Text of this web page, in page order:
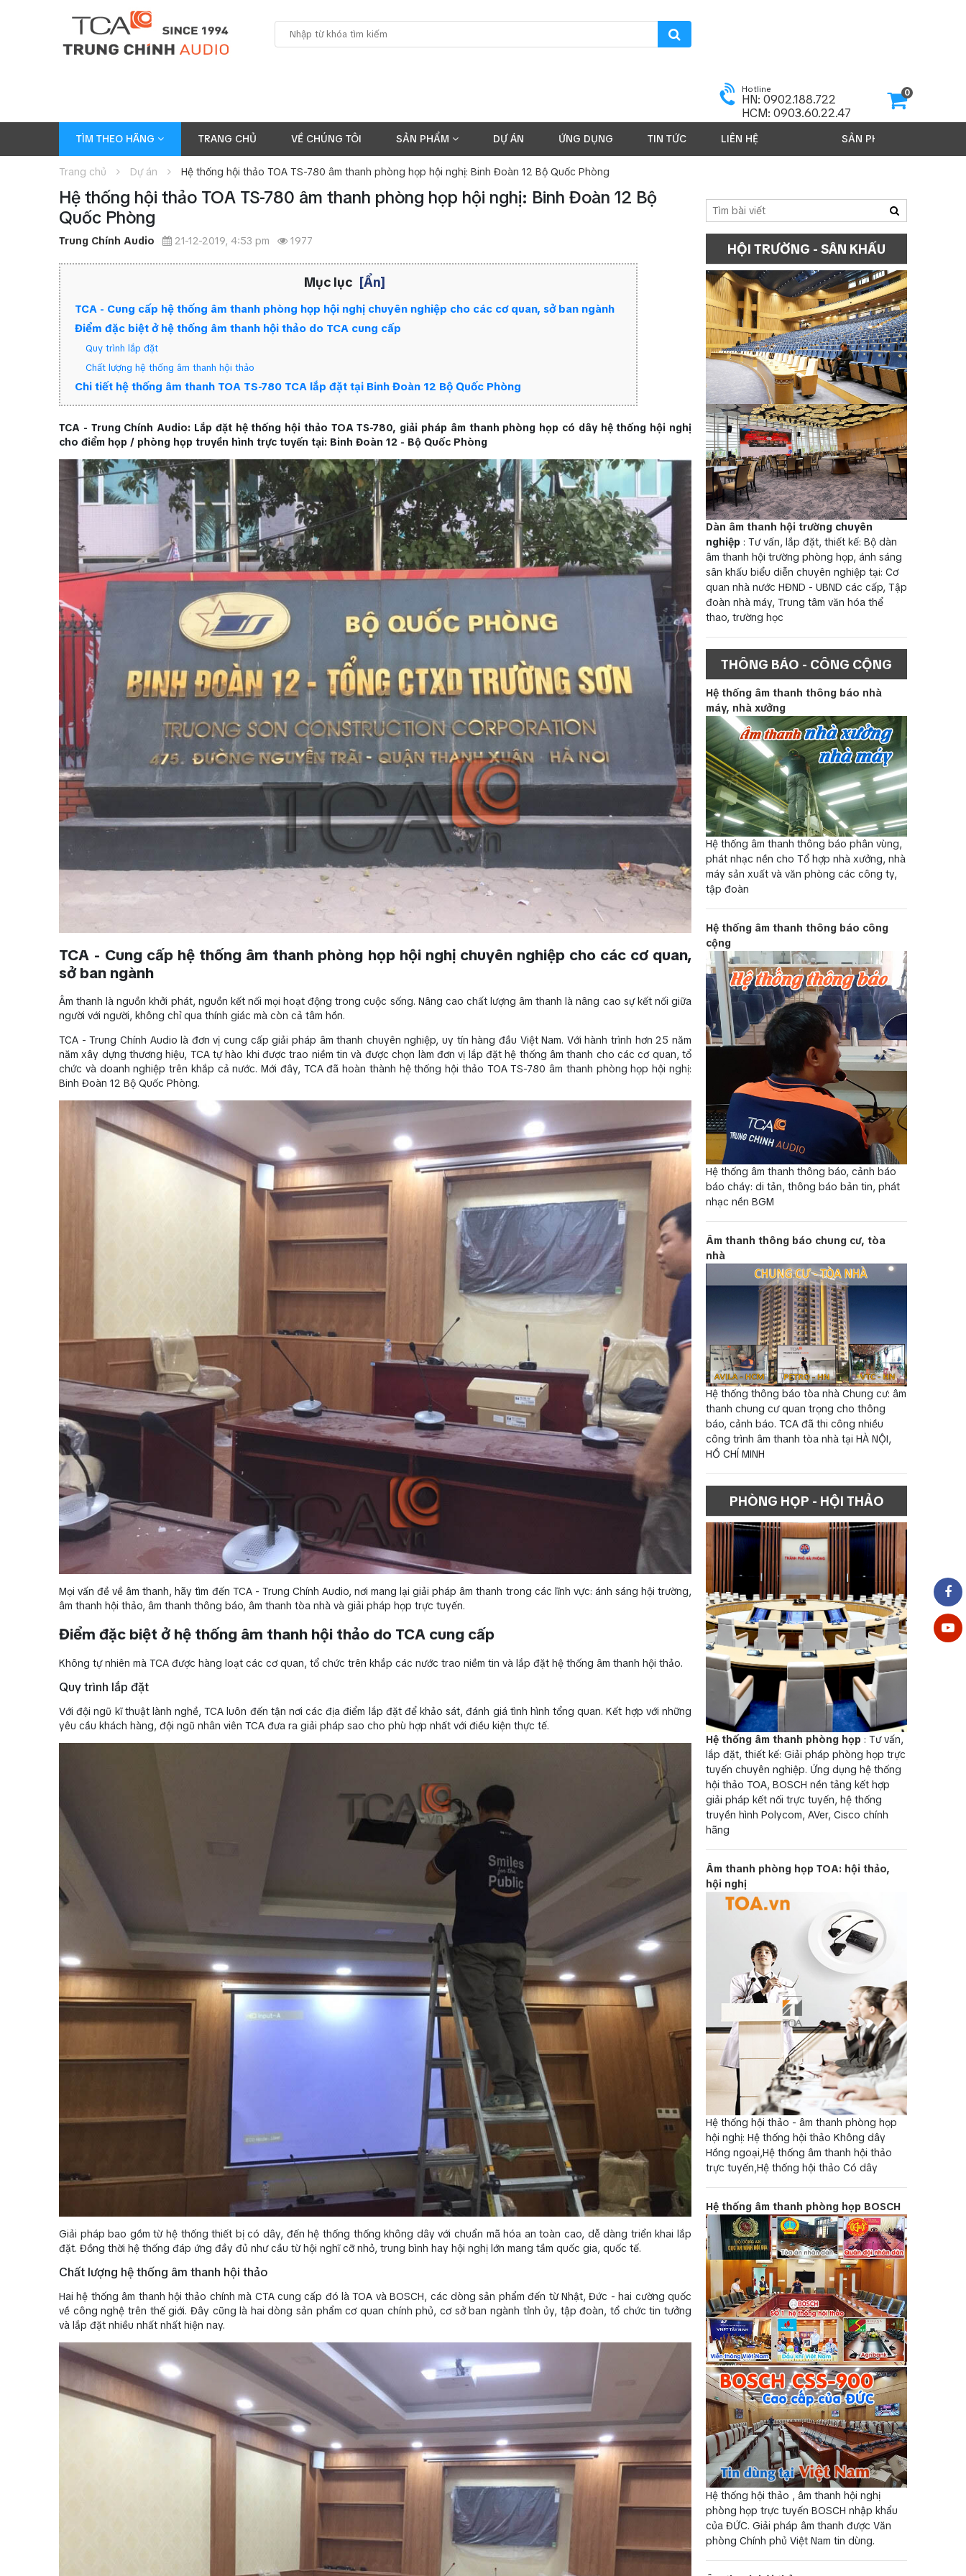
Hotline
HN: 0902.188.722
HCM: 0903.60.22.47
0
TÌM THEO HÃNG TRANG CHỦ VỀ CHÚNG TÔI SẢN PHẨM DỰ ÁN ỨNG DỤNG TIN TỨC LIÊN HỆ
SẢN PHẨM 2026
Trang chủ Dự án Hệ thống hội thảo TOA TS-780 âm thanh phòng họp hội nghị: Binh Đoàn 12 Bộ Quốc Phòng
Hệ thống hội thảo TOA TS-780 âm thanh phòng họp hội nghị: Binh Đoàn 12 Bộ
Quốc Phòng
Trung Chính Audio 21-12-2019, 4:53 pm 1977
Mục lục [Ẩn]
TCA - Cung cấp hệ thống âm thanh phòng họp hội nghị chuyên nghiệp cho các cơ quan, sở ban ngành
Điểm đặc biệt ở hệ thống âm thanh hội thảo do TCA cung cấp
Quy trình lắp đặt
Chất lượng hệ thống âm thanh hội thảo
Chi tiết hệ thống âm thanh TOA TS-780 TCA lắp đặt tại Binh Đoàn 12 Bộ Quốc Phòng
TCA - Trung Chính Audio: Lắp đặt hệ thống hội thảo TOA TS-780, giải pháp âm thanh phòng họp có dây hệ thống hội nghị
cho điểm họp / phòng họp truyền hình trực tuyến tại: Binh Đoàn 12 - Bộ Quốc Phòng
TCA - Cung cấp hệ thống âm thanh phòng họp hội nghị chuyên nghiệp cho các cơ quan,
sở ban ngành
Âm thanh là nguồn khởi phát, nguồn kết nối mọi hoạt động trong cuộc sống. Nâng cao chất lượng âm thanh là nâng cao sự kết nối giữa
người với người, không chỉ qua thính giác mà còn cả tâm hồn.
TCA - Trung Chính Audio là đơn vị cung cấp giải pháp âm thanh chuyên nghiệp, uy tín hàng đầu Việt Nam. Với hành trình hơn 25 năm
năm xây dựng thương hiệu, TCA tự hào khi được trao niềm tin và được chọn làm đơn vị lắp đặt hệ thống âm thanh cho các cơ quan, tổ
chức và doanh nghiệp trên khắp cả nước. Mới đây, TCA đã hoàn thành hệ thống hội thảo TOA TS-780 âm thanh phòng họp hội nghị:
Binh Đoàn 12 Bộ Quốc Phòng.
Mọi vấn đề về âm thanh, hãy tìm đến TCA - Trung Chính Audio, nơi mang lại giải pháp âm thanh trong các lĩnh vực: ánh sáng hội trường,
âm thanh hội thảo, âm thanh thông báo, âm thanh tòa nhà và giải pháp họp trực tuyến.
Điểm đặc biệt ở hệ thống âm thanh hội thảo do TCA cung cấp
Không tự nhiên mà TCA được hàng loạt các cơ quan, tổ chức trên khắp các nước trao niềm tin và lắp đặt hệ thống âm thanh hội thảo.
Quy trình lắp đặt
Với đội ngũ kĩ thuật lành nghề, TCA luôn đến tận nơi các địa điểm lắp đặt để khảo sát, đánh giá tình hình tổng quan. Kết hợp với những
yêu cầu khách hàng, đội ngũ nhân viên TCA đưa ra giải pháp sao cho phù hợp nhất với điều kiện thực tế.
Giải pháp bao gồm từ hệ thống thiết bị có dây, đến hệ thống thống không dây với chuẩn mã hóa an toàn cao, dễ dàng triển khai lắp
đặt. Đồng thời hệ thống đáp ứng đầy đủ như cầu từ hội nghĩ cỡ nhỏ, trung bình hay hội nghị lớn mang tầm quốc gia, quốc tế.
Chất lượng hệ thống âm thanh hội thảo
Hai hệ thống âm thanh hội thảo chính mà CTA cung cấp đó là TOA và BOSCH, các dòng sản phẩm đến từ Nhật, Đức - hai cường quốc
về công nghệ trên thế giới. Đây cũng là hai dòng sản phẩm cơ quan chính phủ, cơ sở ban ngành tỉnh ủy, tập đoàn, tổ chức tin tưởng
và lắp đặt nhiều nhất nhất hiện nay.
HỘI TRƯỜNG - SÂN KHẤU
Dàn âm thanh hội trường chuyên
nghiệp : Tư vấn, lắp đặt, thiết kế: Bộ dàn
âm thanh hội trường phòng họp, ánh sáng
sân khấu biểu diễn chuyên nghiệp tại: Cơ
quan nhà nước HĐND - UBND các cấp, Tập
đoàn nhà máy, Trung tâm văn hóa thể
thao, trường học
THÔNG BÁO - CÔNG CỘNG
Hệ thống âm thanh thông báo nhà
máy, nhà xưởng
Hệ thống âm thanh thông báo phân vùng,
phát nhạc nền cho Tổ hợp nhà xưởng, nhà
máy sản xuất và văn phòng các công ty,
tập đoàn
Hệ thống âm thanh thông báo công
cộng
Hệ thống âm thanh thông báo, cảnh báo
báo cháy: di tản, thông báo bản tin, phát
nhạc nền BGM
Âm thanh thông báo chung cư, tòa
nhà
Hệ thống thông báo tòa nhà Chung cư: âm
thanh chung cư quan trọng cho thông
báo, cảnh báo. TCA đã thi công nhiều
công trình âm thanh tòa nhà tại HÀ NỘI,
HỒ CHÍ MINH
PHÒNG HỌP - HỘI THẢO
Hệ thống âm thanh phòng họp : Tư vấn,
lắp đặt, thiết kế: Giải pháp phòng họp trực
tuyến chuyên nghiệp. Ứng dụng hệ thống
hội thảo TOA, BOSCH nền tảng kết hợp
giải pháp kết nối trực tuyến, hệ thống
truyền hình Polycom, AVer, Cisco chính
hãng
Âm thanh phòng họp TOA: hội thảo,
hội nghị
Hệ thống hội thảo - âm thanh phòng họp
hội nghị: Hệ thống hội thảo Không dây
Hồng ngoại,Hệ thống âm thanh hội thảo
trực tuyến,Hệ thống hội thảo Có dây
Hệ thống âm thanh phòng họp BOSCH
Hệ thống hội thảo , âm thanh hội nghị
phòng họp trực tuyến BOSCH nhập khẩu
của ĐỨC. Giải pháp âm thanh được Văn
phòng Chính phủ Việt Nam tin dùng.